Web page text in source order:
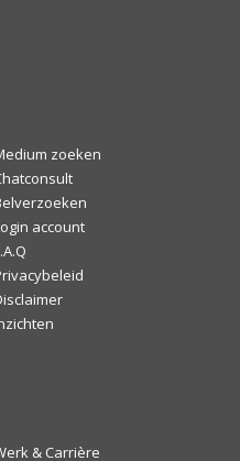
zoeken
account
& Carrière